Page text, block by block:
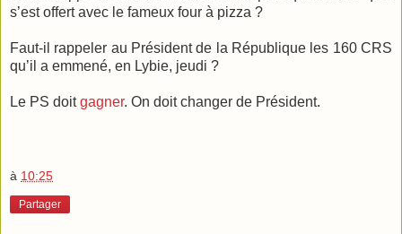
s’est offert avec le fameux four à pizza ?
Faut-il rappeler au Président de la République les 160 CRS
qu’il a emmené, en Lybie, jeudi ?
Le PS doitgagner. On doit changer de Président.
à 10:25
Partager